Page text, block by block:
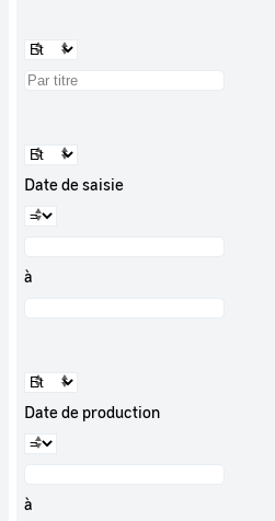
Date de saisie
à
Date de production
à